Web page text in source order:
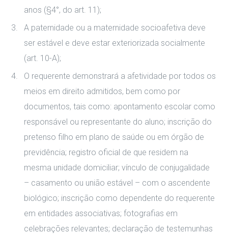
anos (§4°, do art. 11);
A paternidade ou a maternidade socioafetiva deve
ser estável e deve estar exteriorizada socialmente
(art. 10-A);
O requerente demonstrará a afetividade por todos os
meios em direito admitidos, bem como por
documentos, tais como: apontamento escolar como
responsável ou representante do aluno; inscrição do
pretenso filho em plano de saúde ou em órgão de
previdência; registro oficial de que residem na
mesma unidade domiciliar; vínculo de conjugalidade
– casamento ou união estável – com o ascendente
biológico; inscrição como dependente do requerente
em entidades associativas; fotografias em
celebrações relevantes; declaração de testemunhas